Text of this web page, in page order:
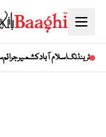
ٹرینڈنگاسلام آبادکشمیرجرائم